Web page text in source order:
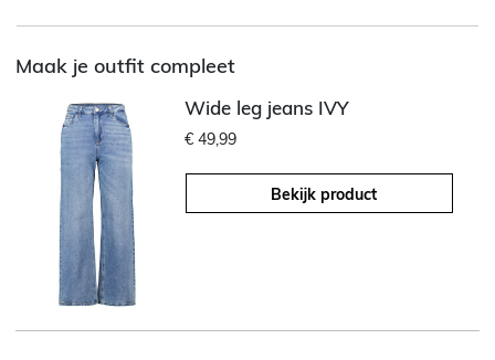
Maak je outfit compleet
Wide leg jeans IVY
€ 49,99
Bekijk product